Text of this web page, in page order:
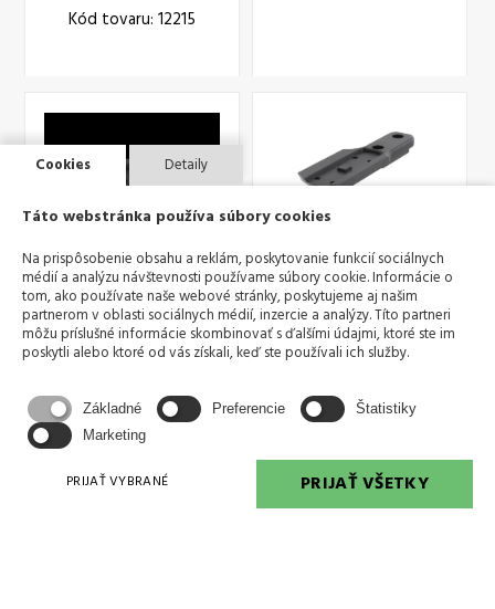
Kód tovaru: 12215
AP Montaz LRP
Micro, Kit 12905
Kód tovaru: 666000368
Montáž pre
Aimpoint® Micro H-1
Krieghoff
Montáž pre Aimpoint®
Micro H-1 Hodí sa pre
Krieghoff dvojhlavňové
Kód tovaru: 12844
Cookies Detaily
Táto webstránka používa súbory cookies
Na prispôsobenie obsahu a reklám, poskytovanie funkcií sociálnych
médií a analýzu návštevnosti používame súbory cookie. Informácie o
tom, ako používate naše webové stránky, poskytujeme aj našim
partnerom v oblasti sociálnych médií, inzercie a analýzy. Títo partneri
môžu príslušné informácie skombinovať s ďalšími údajmi, ktoré ste im
poskytli alebo ktoré od vás získali, keď ste používali ich služby.
Základné Preferencie
Štatistiky
Marketing
PRIJAŤ VYBRANÉ PRIJAŤ VŠETKY